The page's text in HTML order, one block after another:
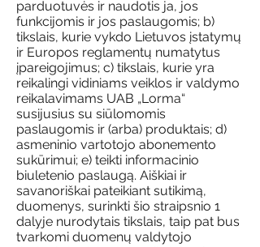
parduotuvės ir naudotis ja, jos
funkcijomis ir jos paslaugomis; b)
tikslais, kurie vykdo Lietuvos įstatymų
ir Europos reglamentų numatytus
įpareigojimus; c) tikslais, kurie yra
reikalingi vidiniams veiklos ir valdymo
reikalavimams UAB „Lorma“
susijusius su siūlomomis
paslaugomis ir (arba) produktais; d)
asmeninio vartotojo abonemento
sukūrimui; e) teikti informacinio
biuletenio paslaugą. Aiškiai ir
savanoriškai pateikiant sutikimą,
duomenys, surinkti šio straipsnio 1
dalyje nurodytais tikslais, taip pat bus
tvarkomi duomenų valdytojo